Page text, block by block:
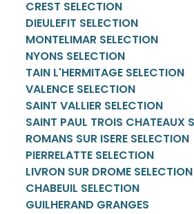
CREST SELECTION
DIEULEFIT SELECTION
MONTELIMAR SELECTION
NYONS SELECTION
TAIN L'HERMITAGE SELECTION
VALENCE SELECTION
SAINT VALLIER SELECTION
SAINT PAUL TROIS CHATEAUX
ROMANS SUR ISERE SELECTION
PIERRELATTE SELECTION
LIVRON SUR DROME SELECTION
CHABEUIL SELECTION
GUILHERAND GRANGES